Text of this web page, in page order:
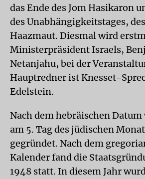
das Ende des Jom Hasikaron
des Unabhängigkeitstages,
Haazmaut. Diesmal wird
Ministerpräsident Israels,
Netanjahu, bei der
Hauptredner ist Knesset-
Edelstein.
Nach dem hebräischen
am 5. Tag des jüdischen
gegründet. Nach dem
Kalender fand die
1948 statt. In diesem Jahr